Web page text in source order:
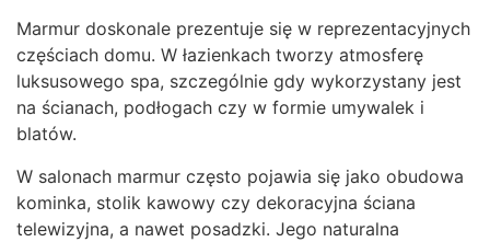
Marmur doskonale prezentuje się w reprezentacyjnych
częściach domu. W łazienkach tworzy atmosferę
luksusowego spa, szczególnie gdy wykorzystany jest
na ścianach, podłogach czy w formie umywalek i
blatów.
W salonach marmur często pojawia się jako obudowa
kominka, stolik kawowy czy dekoracyjna ściana
telewizyjna, a nawet posadzki. Jego naturalna